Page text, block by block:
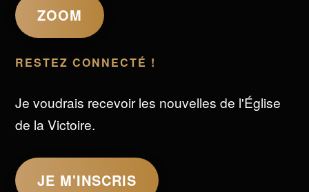
ZOOM
RESTEZ CONNECTÉ !
Je voudrais recevoir les nouvelles de l'Église
de la Victoire.
JE M'INSCRIS